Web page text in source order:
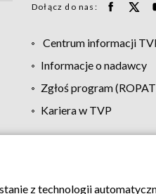
Dołącz do nas:
Centrum informacji
Informacje o nadawcy
Zgłoś program
Kariera w TVP
Moje zgody
z technologii